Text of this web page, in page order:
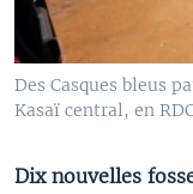
Des Casques bleus
Kasaï central, en
Dix nouvelles